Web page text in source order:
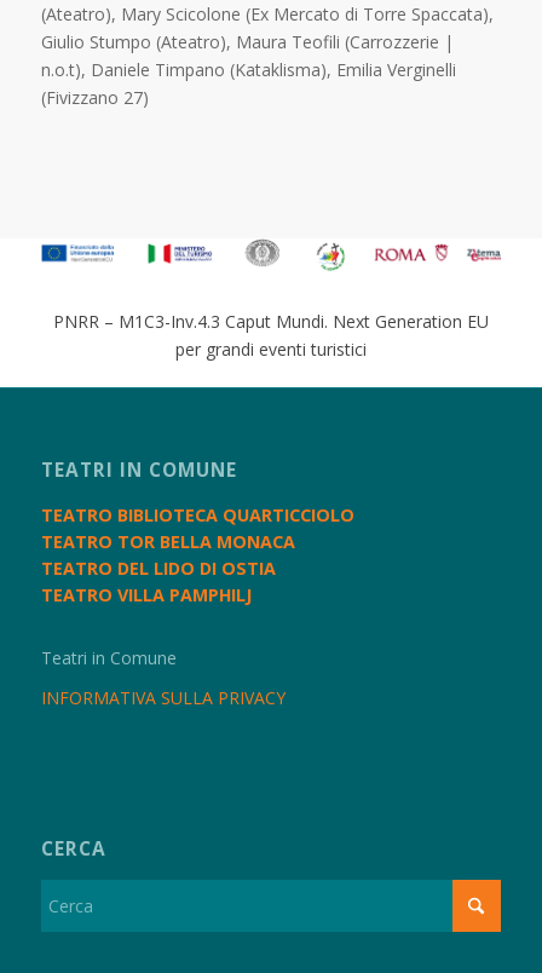
(Ateatro), Mary Scicolone (Ex Mercato di Torre Spaccata),
Giulio Stumpo (Ateatro), Maura Teofili (Carrozzerie |
n.o.t), Daniele Timpano (Kataklisma), Emilia Verginelli
(Fivizzano 27)
PNRR – M1C3-Inv.4.3 Caput Mundi. Next Generation EU
per grandi eventi turistici
TEATRI IN COMUNE
TEATRO BIBLIOTECA QUARTICCIOLO
TEATRO TOR BELLA MONACA
TEATRO DEL LIDO DI OSTIA
TEATRO VILLA PAMPHILJ
Teatri in Comune
INFORMATIVA SULLA PRIVACY
CERCA